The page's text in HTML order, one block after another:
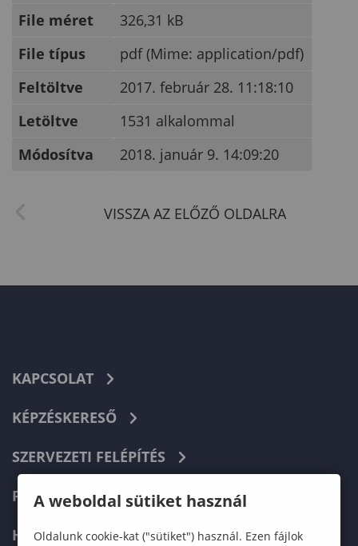
File méret
326,31 kB
File típus
pdf (Mime: application/pdf)
Feltöltve
2017. február 28. 11:18:10
Letöltve
1531 alkalommal
Módosítva
2018. január 9. 14:09:20
KAPCSOLAT
KÉPZÉSKERESŐ
SZERVEZETI FELÉPÍTÉS
FELVÉTELIZŐKNEK
HALLGATÓKNAK
A weboldal sütiket használ
Oldalunk cookie-kat ("sütiket") használ. Ezen fájlok